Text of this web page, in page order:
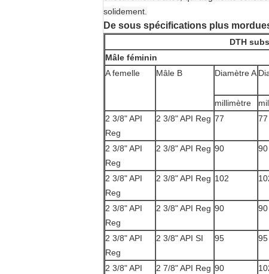
solidement.
De sous spécifications plus
DTH
Mâle féminin
A femelle
Mâle B Diamètre A
millimètre
2 3/8" API
Reg
2 3/8" API Reg 77 77
2 3/8" API
Reg
2 3/8" API Reg 90 90
2 3/8" API
Reg
2 3/8" API Reg 102
2 3/8" API
Reg
2 3/8" API Reg 90 90
2 3/8" API
Reg
2 3/8" API SI 95 95
2 3/8" API
2 7/8" API Reg 90